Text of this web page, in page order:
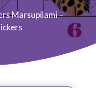
Marsupilami –